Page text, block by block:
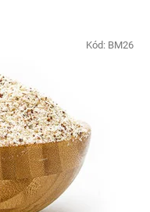
Kód: BM26